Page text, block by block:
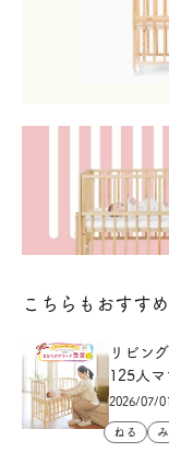
こちらもおすすめ
リビン
125人
2026/07/01
ねる